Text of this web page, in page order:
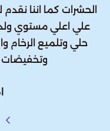
الحشرات كما اننا
علي اعلي مستوي
حلي وتلميع الرخام
وتخفيضات